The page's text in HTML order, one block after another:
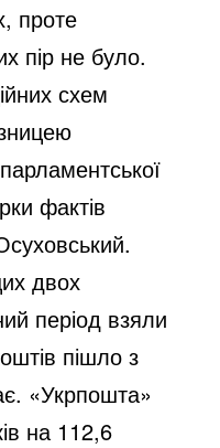
проте
пір не було.
схем
фактів
двох
період взяли
пішло з
«Укрпошта»
на 112,6